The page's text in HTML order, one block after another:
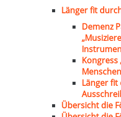
Länger fit
Demenz
Länger fit
Übersicht die